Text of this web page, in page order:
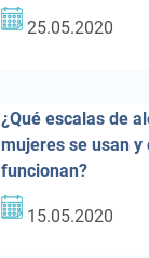
25.05.2020
¿Qué escalas de
mujeres se usan y
funcionan?
15.05.2020